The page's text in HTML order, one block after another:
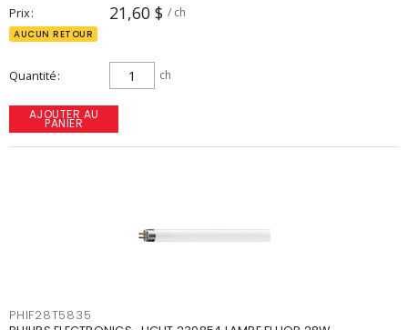
Prix 21,60 $ / ch
AUCUN RETOUR
Quantité ch
AJOUTER AU
PANIER
PHIF28T5835